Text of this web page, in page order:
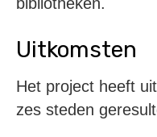
Uitkomsten
Het project heeft
zes steden